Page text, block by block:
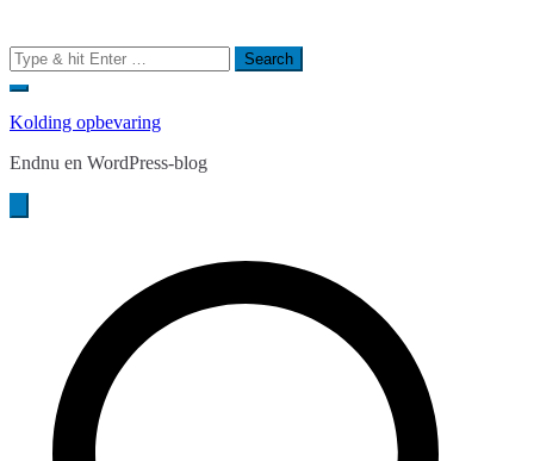
Search
for:
Kolding opbevaring
Endnu en WordPress-blog